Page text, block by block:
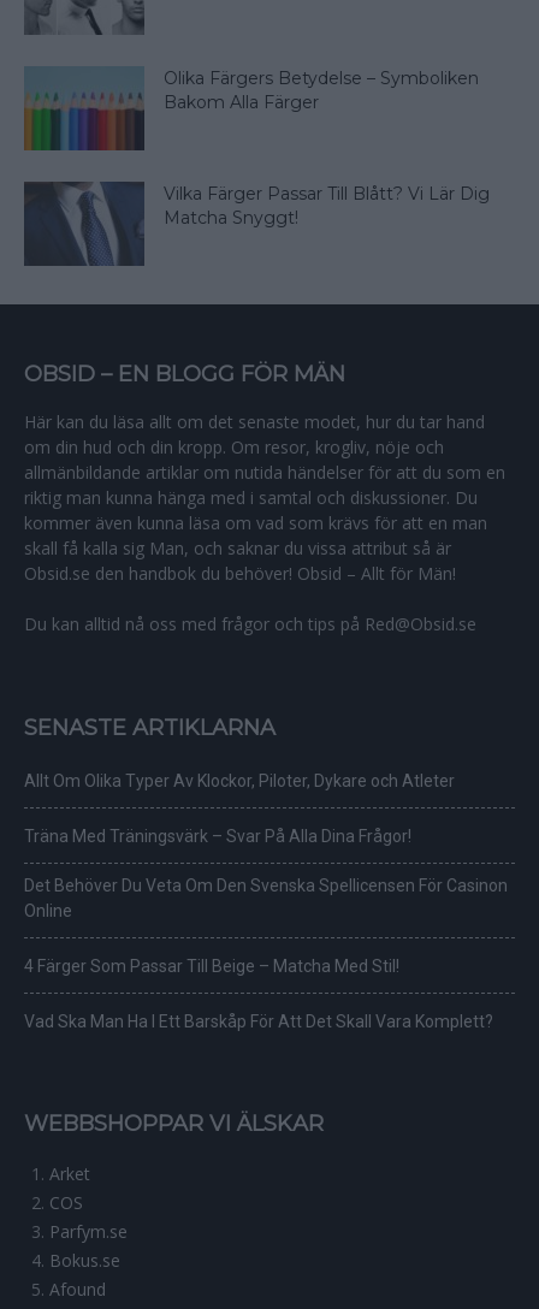
Olika Färgers Betydelse – Symboliken
Bakom Alla Färger
Vilka Färger Passar Till Blått? Vi Lär Dig
Matcha Snyggt!
OBSID – EN BLOGG FÖR MÄN
Här kan du läsa allt om det senaste modet, hur du tar hand
om din hud och din kropp. Om resor, krogliv, nöje och
allmänbildande artiklar om nutida händelser för att du som en
riktig man kunna hänga med i samtal och diskussioner. Du
kommer även kunna läsa om vad som krävs för att en man
skall få kalla sig Man, och saknar du vissa attribut så är
Obsid.se den handbok du behöver! Obsid – Allt för Män!
Du kan alltid nå oss med frågor och tips på Red@Obsid.se
SENASTE ARTIKLARNA
Allt Om Olika Typer Av Klockor, Piloter, Dykare och Atleter
Träna Med Träningsvärk – Svar På Alla Dina Frågor!
Det Behöver Du Veta Om Den Svenska Spellicensen För Casinon
Online
4 Färger Som Passar Till Beige – Matcha Med Stil!
Vad Ska Man Ha I Ett Barskåp För Att Det Skall Vara Komplett?
WEBBSHOPPAR VI ÄLSKAR
Arket
COS
Parfym.se
Bokus.se
Afound